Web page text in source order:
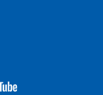
youtube-